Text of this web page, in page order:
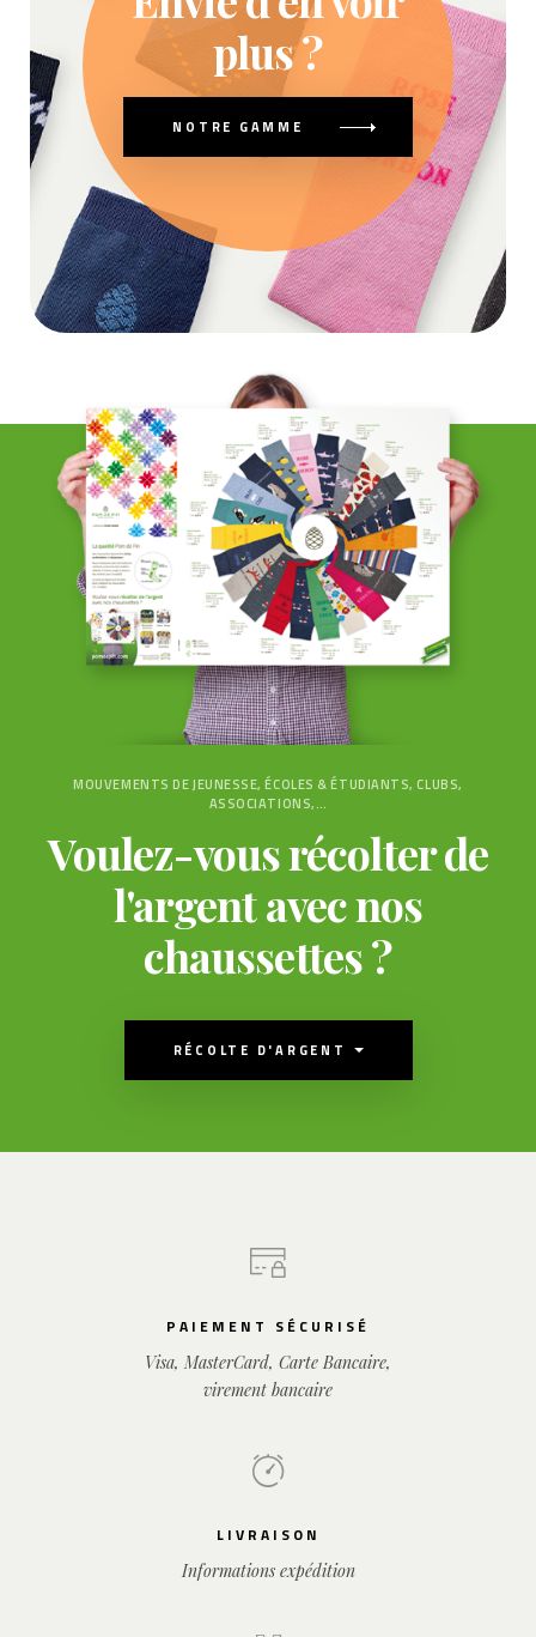
plus ?
NOTRE GAMME
MOUVEMENTS DE JEUNESSE, ÉCOLES & ÉTUDIANTS, CLUBS,
ASSOCIATIONS,…
Voulez-vous récolter de
l'argent avec nos
chaussettes ?
RÉCOLTE D'ARGENT
PAIEMENT SÉCURISÉ
Visa, MasterCard, Carte Bancaire,
virement bancaire
LIVRAISON
Informations expédition